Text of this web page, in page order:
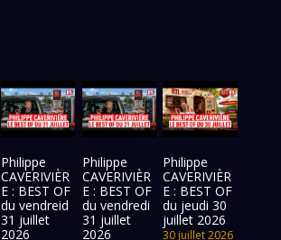
Philippe
CAVERIVIÈR
E : BEST OF
du vendreid
31 juillet
2026
Philippe
CAVERIVIÈR
E : BEST OF
du vendredi
31 juillet
2026
Philippe
CAVERIVIÈR
E : BEST OF
du jeudi 30
juillet 2026
30 juillet 2026